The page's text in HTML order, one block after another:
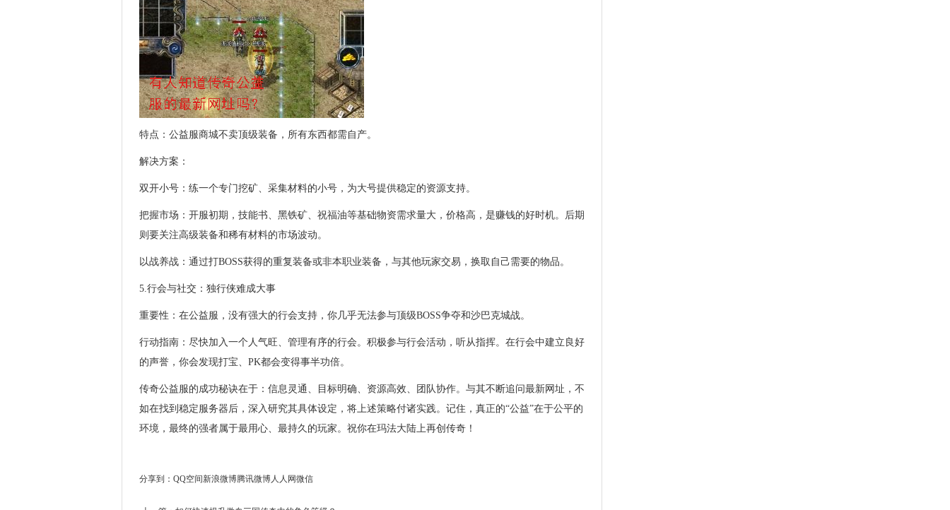
特点：公益服商城不卖顶级装备，所有东西都需自产。
解决方案：
双开小号：练一个专门挖矿、采集材料的小号，为大号提供稳定的资源支持。
把握市场：开服初期，技能书、黑铁矿、祝福油等基础物资需求量大，价格高，是赚钱的好时机。后期
则要关注高级装备和稀有材料的市场波动。
以战养战：通过打BOSS获得的重复装备或非本职业装备，与其他玩家交易，换取自己需要的物品。
5.行会与社交：独行侠难成大事
重要性：在公益服，没有强大的行会支持，你几乎无法参与顶级BOSS争夺和沙巴克城战。
行动指南：尽快加入一个人气旺、管理有序的行会。积极参与行会活动，听从指挥。在行会中建立良好
的声誉，你会发现打宝、PK都会变得事半功倍。
传奇公益服的成功秘诀在于：信息灵通、目标明确、资源高效、团队协作。与其不断追问最新网址，不
如在找到稳定服务器后，深入研究其具体设定，将上述策略付诸实践。记住，真正的“公益”在于公平的
环境，最终的强者属于最用心、最持久的玩家。祝你在玛法大陆上再创传奇！
分享到： QQ空间新浪微博腾讯微博人人网微信